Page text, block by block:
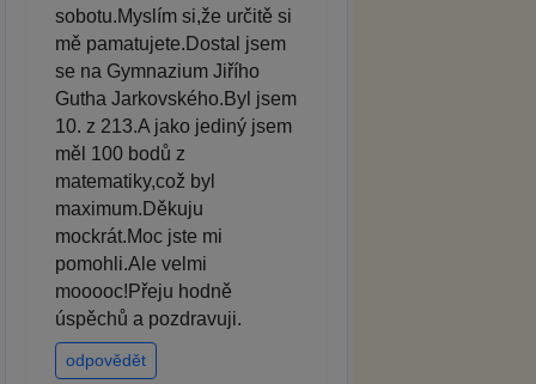
sobotu.Myslím si,že určitě si
mě pamatujete.Dostal jsem
se na Gymnazium Jiřího
Gutha Jarkovského.Byl jsem
10. z 213.A jako jediný jsem
měl 100 bodů z
matematiky,což byl
maximum.Děkuju
mockrát.Moc jste mi
pomohli.Ale velmi
mooooc!Přeju hodně
úspěchů a pozdravuji.
odpovědět